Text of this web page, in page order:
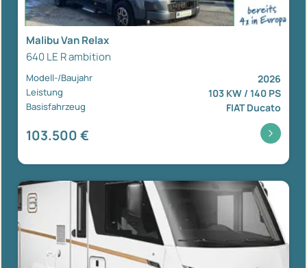
Malibu Van Relax
640 LE R ambition
Modell-/Baujahr 2026
Leistung 103 KW / 140 PS
Basisfahrzeug FIAT Ducato
103.500 €